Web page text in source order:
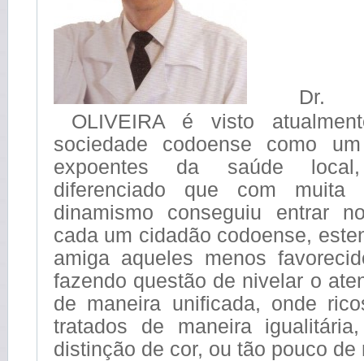
Dr.
OLIVEIRA é visto
sociedade codoense como
expoentes da saúde
diferenciado que com muita
dinamismo conseguiu entrar
cada um cidadão codoense,
amiga aqueles menos
fazendo questão de nivelar o
de maneira unificada, onde
tratados de maneira
distinção de cor, ou tão pouco